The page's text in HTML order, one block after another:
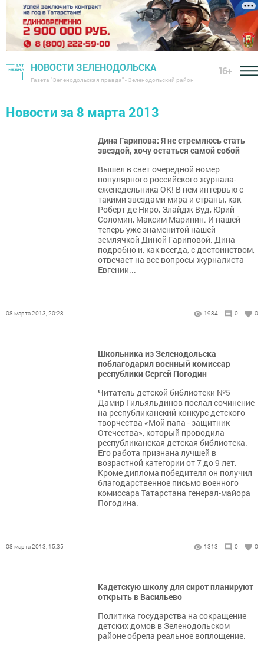
НОВОСТИ ЗЕЛЕНОДОЛЬСКА
Газета "Зеленодольская правда" - Зеленодольский район
16+
Новости за 8 марта 2013
Дина Гарипова: Я не стремлюсь стать
звездой, хочу остаться самой собой
Вышел в свет очередной номер
популярного российского журнала-
еженедельника ОК! В нем интервью с
такими звездами мира и страны, как
Роберт де Ниро, Элайдж Вуд, Юрий
Соломин, Максим Маринин. И нашей
теперь уже знаменитой нашей
землячкой Диной Гариповой. Дина
подробно и, как всегда, с достоинством,
отвечает на все вопросы журналиста
Евгении...
08 марта 2013, 20:28 1984 0 0
Школьника из Зеленодольска
поблагодарил военный комиссар
республики Сергей Погодин
Читатель детской библиотеки №5
Дамир Гильяльдинов послал сочинение
на республиканский конкурс детского
творчества «Мой папа - защитник
Отечества», который проводила
республиканская детская библиотека.
Его работа признана лучшей в
возрастной категории от 7 до 9 лет.
Кроме диплома победителя он получил
благодарственное письмо военного
комиссара Татарстана генерал-майора
Погодина.
08 марта 2013, 15:35 1313 0 0
Кадетскую школу для сирот планируют
открыть в Васильево
Политика государства на сокращение
детских домов в Зеленодольском
районе обрела реальное воплощение.